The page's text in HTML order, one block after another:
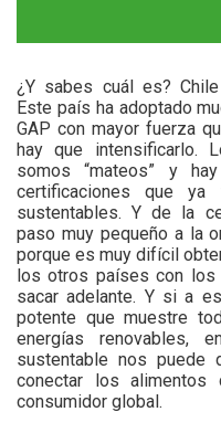
¿Y sabes cuál es?
Este país ha adoptado
GAP con mayor fuerza
hay que intensificarlo.
somos “mateos” y
certificaciones que ya
sustentables. Y de la
paso muy pequeño a la
porque es muy difícil
los otros países con los
sacar adelante. Y si a
potente que muestre
energías renovables,
sustentable nos puede
conectar los
consumidor global.